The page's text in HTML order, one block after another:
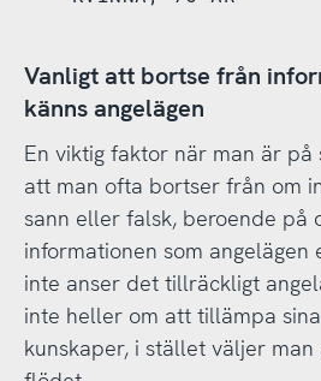
Vanligt att bortse från
känns angelägen
En viktig faktor när man är
att man ofta bortser från om
sann eller falsk, beroende på
informationen som angelägen
inte anser det tillräckligt
inte heller om att tillämpa
kunskaper, i stället väljer